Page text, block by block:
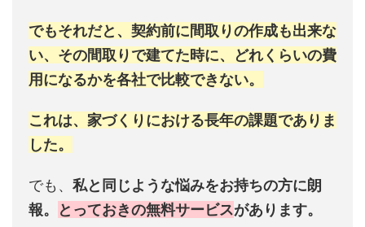
でもそれだと、契約前に間取りの作成も出来な
い、その間取りで建てた時に、どれくらいの費
用になるかを各社で比較できない。
これは、家づくりにおける長年の課題でありま
した。
でも、 私と同じような悩みをお持ちの方に朗
報。
とっておきの無料サービスがあります。